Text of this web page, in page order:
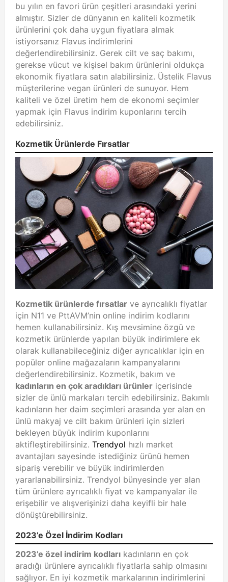
bu yılın en favori ürün çeşitleri arasındaki yerini
almıştır. Sizler de dünyanın en kaliteli kozmetik
ürünlerini çok daha uygun fiyatlara almak
istiyorsanız Flavus indirimlerini
değerlendirebilirsiniz. Gerek cilt ve saç bakımı,
gerekse vücut ve kişisel bakım ürünlerini oldukça
ekonomik fiyatlara satın alabilirsiniz. Üstelik Flavus
müşterilerine vegan ürünleri de sunuyor. Hem
kaliteli ve özel üretim hem de ekonomi seçimler
yapmak için Flavus indirim kuponlarını tercih
edebilirsiniz.
Kozmetik Ürünlerde Fırsatlar
Kozmetik ürünlerde fırsatlar ve ayrıcalıklı fiyatlar
için N11 ve PttAVM’nin online indirim kodlarını
hemen kullanabilirsiniz. Kış mevsimine özgü ve
kozmetik ürünlerde yapılan büyük indirimlere ek
olarak kullanabileceğiniz diğer ayrıcalıklar için en
popüler online mağazaların kampanyalarını
değerlendirebilirsiniz. Kozmetik, bakım ve
kadınların en çok aradıkları ürünler içerisinde
sizler de ünlü markaları tercih edebilirsiniz. Bakımlı
kadınların her daim seçimleri arasında yer alan en
ünlü makyaj ve cilt bakım ürünleri için sizleri
bekleyen büyük indirim kuponlarını
aktifleştirebilirsiniz. Trendyol hızlı market
avantajları sayesinde istediğiniz ürünü hemen
sipariş verebilir ve büyük indirimlerden
yararlanabilirsiniz. Trendyol bünyesinde yer alan
tüm ürünlere ayrıcalıklı fiyat ve kampanyalar ile
erişebilir ve alışverişinizi daha keyifli bir hale
dönüştürebilirsiniz.
2023’e Özel İndirim Kodları
2023’e özel indirim kodları kadınların en çok
aradığı ürünlere ayrıcalıklı fiyatlarla sahip olmasını
sağlıyor. En iyi kozmetik markalarının indirimlerini